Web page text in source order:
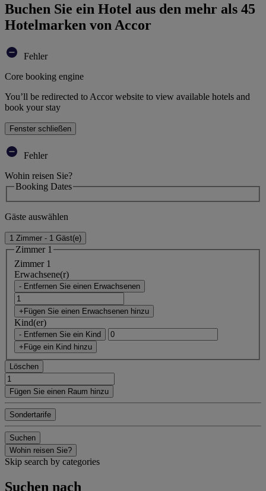
Buchen Sie ein Hotel aus den mehr als 45
Hotelmarken von Accor
Fehler
Core booking engine
You’ll be redirected to Accor website to view available hotels and
book your stay
Fenster schließen
Fehler
Wohin reisen Sie?
Booking Dates
Gäste auswählen
1 Zimmer - 1 Gäst(e)
Zimmer 1
Zimmer 1
Erwachsene(r)
- Entfernen Sie einen Erwachsenen
+Fügen Sie einen Erwachsenen hinzu
Kind(er)
- Entfernen Sie ein Kind
+Füge ein Kind hinzu
Löschen
Fügen Sie einen Raum hinzu
Sondertarife
Suchen
Wohin reisen Sie?
Skip search by categories
Suchen nach